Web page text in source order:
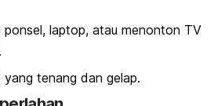
ponsel, laptop, atau menonton TV
tenang dan gelap.